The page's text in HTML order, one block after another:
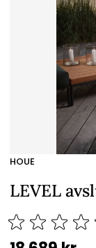
HOUE
LEVEL